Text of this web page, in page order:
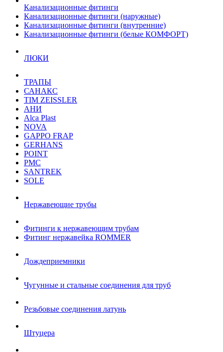
Канализационные фитинги
Канализационные фитинги (наружные)
Канализационные фитинги (внутренние)
Канализационные фитинги (белые КОМФОРТ)
ЛЮКИ
ТРАПЫ
САНАКС
TIM ZEISSLER
АНИ
Alca Plast
NOVA
GAPPO FRAP
GERHANS
POINT
РМС
SANTREK
SOLE
Нержавеющие трубы
Фитинги к нержавеющим трубам
Фитинг нержавейка ROMMER
Дождеприемники
Чугунные и стальные соединения для труб
Резьбовые соединения латунь
Штуцера